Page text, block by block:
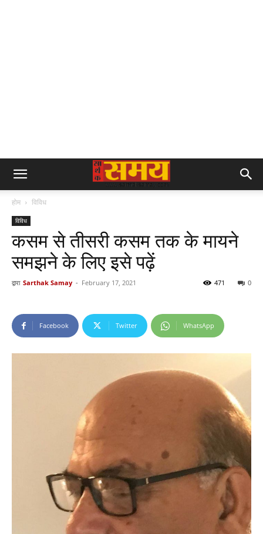
होम विविध
विविध
कसम से तीसरी कसम तक के मायने
समझने के लिए इसे पढ़ें
द्वारा Sarthak Samay - February 17, 2021 0
471
Facebook Twitter WhatsApp